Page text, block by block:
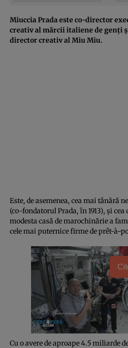
Miuccia Prada este co-director
creativ al mărcii italiene de genți
director creativ al Miu Miu.
Este, de asemenea, cea mai tânără
(co-fondatorul Prada, în 1913), și
modesta casă de marochinărie a
cele mai puternice firme de prêt-à-
Cu o avere de aproape 4.5 miliarde